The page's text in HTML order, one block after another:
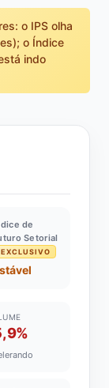
o IPS olha
o Índice
indo
de
Setorial
EXCLUSIVO